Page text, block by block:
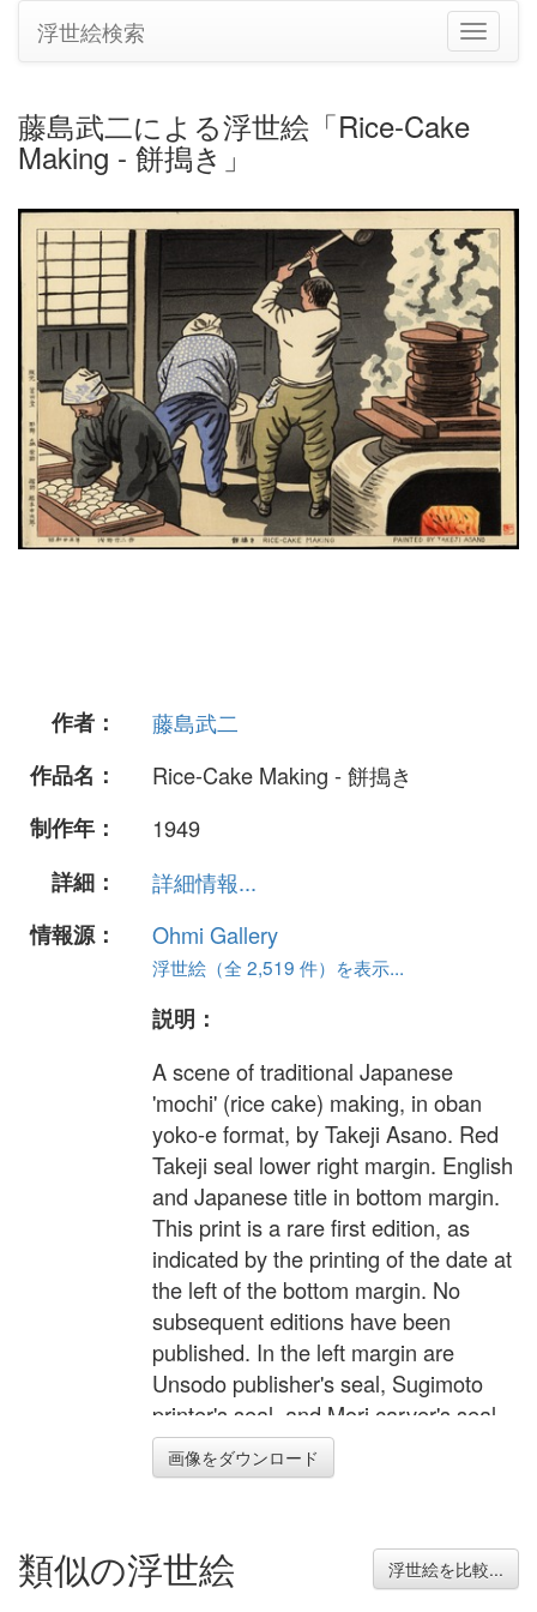
ナ
ビ
切
り
替
え
浮世絵検索
藤島武二による浮世絵「Rice-Cake
Making - 餅搗き」
作者：
藤島武二
作品名：
Rice-Cake Making - 餅搗き
制作年：
1949
詳細：
詳細情報...
情報源：
Ohmi Gallery
浮世絵（全 2,519 件）を表示...
説明：
A scene of traditional Japanese
'mochi' (rice cake) making, in oban
yoko-e format, by Takeji Asano. Red
Takeji seal lower right margin. English
and Japanese title in bottom margin.
This print is a rare first edition, as
indicated by the printing of the date at
the left of the bottom margin. No
subsequent editions have been
published. In the left margin are
Unsodo publisher's seal, Sugimoto
printer's seal, and Mori carver's seal.
画像をダウンロード
類似の浮世絵 浮世絵を比較...